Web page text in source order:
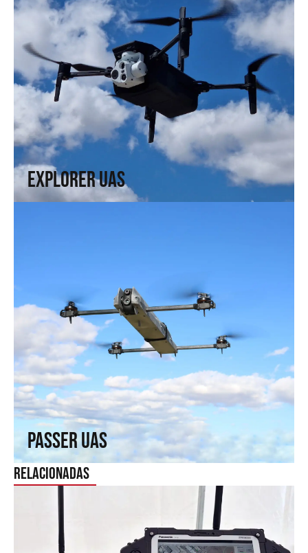
Explorer UAS
Explorer UAS
Versatilidad y portabilidad. Alta tecnología en formato
compacto.
↗
Passer UAS
Passer UAS
Vuela donde otros no llegan. Capacidades de ala fija en ala
rotatoria.
↗
Relacionadas